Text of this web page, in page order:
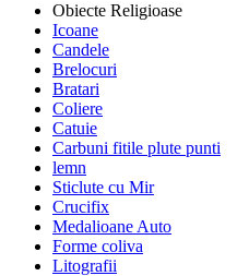
Obiecte Religioase
Icoane
Candele
Brelocuri
Bratari
Coliere
Catuie
Carbuni fitile plute punti
lemn
Sticlute cu Mir
Crucifix
Medalioane Auto
Forme coliva
Litografii